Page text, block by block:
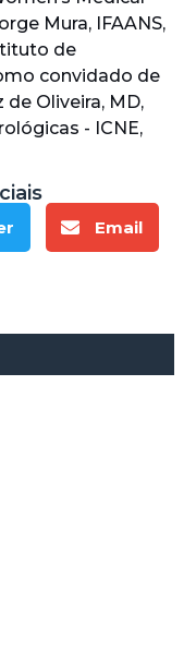
Mura, IFAANS,
de
convidado de
de Oliveira, MD,
- ICNE,
Email